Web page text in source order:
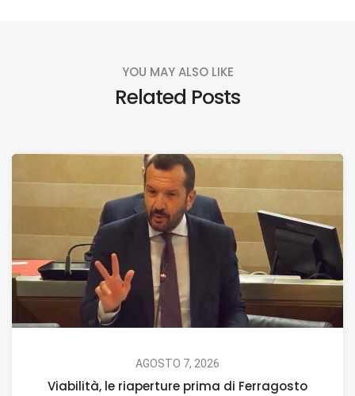
YOU MAY ALSO LIKE
Related Posts
AGOSTO 7, 2026
Viabilità, le riaperture prima di Ferragosto